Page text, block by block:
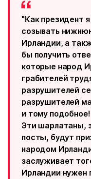
"Как президент
созывать
Ирландии, а
бы получить
которые народ
грабителей
разрушителей
разрушителей
и тому подобное!
Эти шарлатаны,
посты, будут
народом
заслуживает
Ирландии нужен